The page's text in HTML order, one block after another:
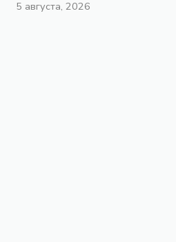
5 августа, 2026